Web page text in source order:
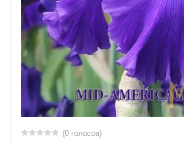
(0 голосов)